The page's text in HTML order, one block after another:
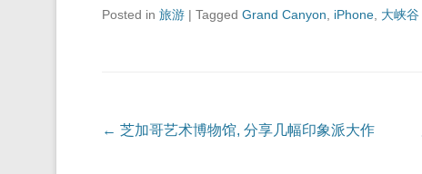
Posted in 旅游 | Tagged Grand Canyon iPhone 大峡谷
Post navigation
← 芝加哥艺术博物馆, 分享几幅印象派大作